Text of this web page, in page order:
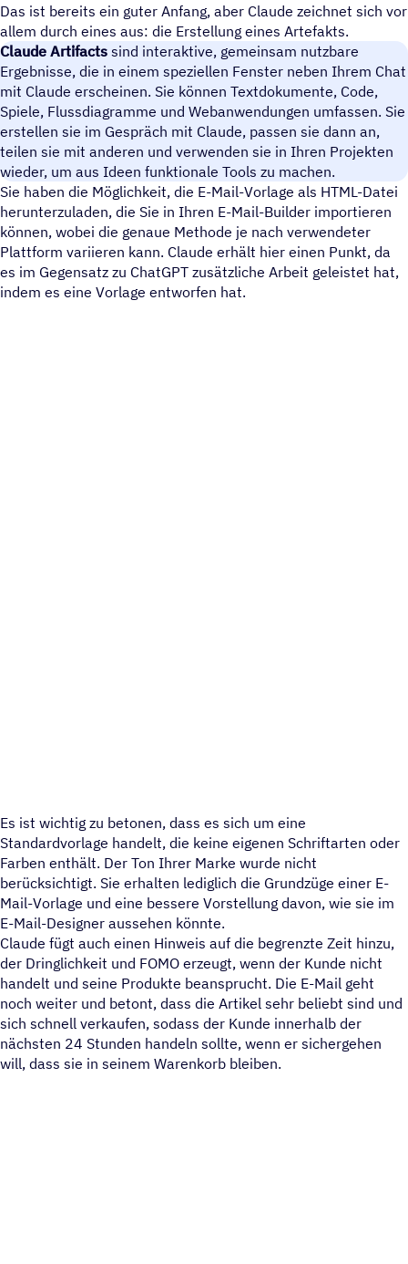
Das ist bereits ein guter Anfang, aber Claude zeichnet sich vor
allem durch eines aus: die Erstellung eines Artefakts.
Claude Artifacts sind interaktive, gemeinsam nutzbare
Ergebnisse, die in einem speziellen Fenster neben Ihrem Chat
mit Claude erscheinen. Sie können Textdokumente, Code,
Spiele, Flussdiagramme und Webanwendungen umfassen. Sie
erstellen sie im Gespräch mit Claude, passen sie dann an,
teilen sie mit anderen und verwenden sie in Ihren Projekten
wieder, um aus Ideen funktionale Tools zu machen.
Sie haben die Möglichkeit, die E-Mail-Vorlage als HTML-Datei
herunterzuladen, die Sie in Ihren E-Mail-Builder importieren
können, wobei die genaue Methode je nach verwendeter
Plattform variieren kann. Claude erhält hier einen Punkt, da
es im Gegensatz zu ChatGPT zusätzliche Arbeit geleistet hat,
indem es eine Vorlage entworfen hat.
Es ist wichtig zu betonen, dass es sich um eine
Standardvorlage handelt, die keine eigenen Schriftarten oder
Farben enthält. Der Ton Ihrer Marke wurde nicht
berücksichtigt. Sie erhalten lediglich die Grundzüge einer E-
Mail-Vorlage und eine bessere Vorstellung davon, wie sie im
E-Mail-Designer aussehen könnte.
Claude fügt auch einen Hinweis auf die begrenzte Zeit hinzu,
der Dringlichkeit und FOMO erzeugt, wenn der Kunde nicht
handelt und seine Produkte beansprucht. Die E-Mail geht
noch weiter und betont, dass die Artikel sehr beliebt sind und
sich schnell verkaufen, sodass der Kunde innerhalb der
nächsten 24 Stunden handeln sollte, wenn er sichergehen
will, dass sie in seinem Warenkorb bleiben.